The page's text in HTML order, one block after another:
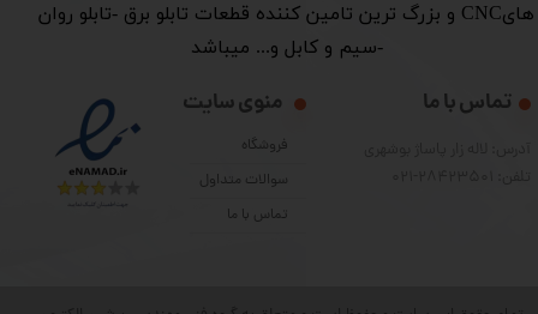
هایCNC و بزرگ ترین تامین کننده قطعات تابلو برق -تابلو روان
-سیم و کابل و... میباشد
منوی سایت
فروشگاه
سوالات متداول
تماس با ما
تماس با ما